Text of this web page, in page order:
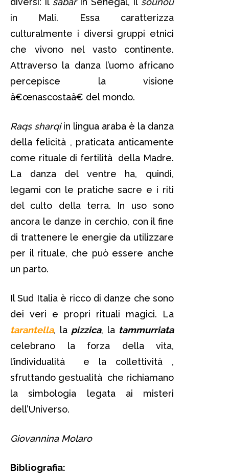
in Mali. Essa caratterizza
culturalmente i diversi gruppi etnici
che vivono nel vasto continente.
Attraverso la danza l’uomo africano
percepisce la visione
â€œnascostaâ€ del mondo.
Raqs sharqiin lingua araba è la danza
della felicità , praticata anticamente
come rituale di fertilità della Madre.
La danza del ventre ha, quindi,
legami con le pratiche sacre e i riti
del culto della terra. In uso sono
ancora le danze in cerchio, con il fine
di trattenere le energie da utilizzare
per il rituale, che può essere anche
un parto.
Il Sud Italia è ricco di danze che sono
dei veri e propri rituali magici. La
tarantella, la pizzica, la tammurriata
celebrano la forza della vita,
l’individualità e la collettività ,
sfruttando gestualità che richiamano
la simbologia legata ai misteri
dell’Universo.
Giovannina Molaro
Bibliografia: